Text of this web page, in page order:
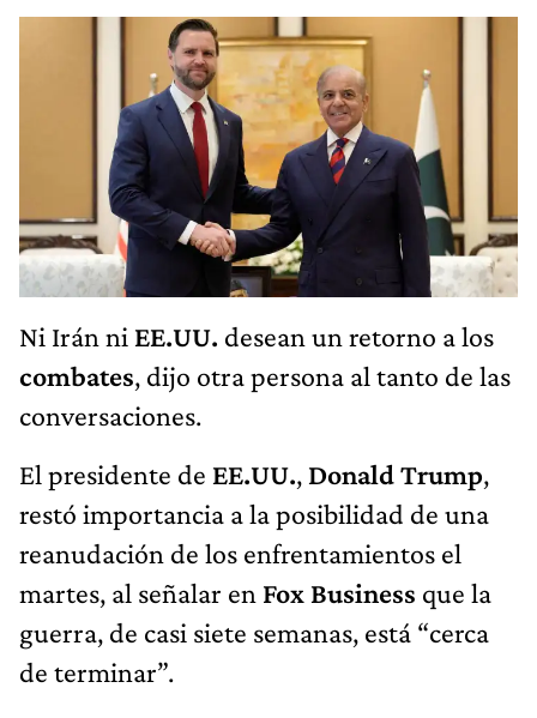
Ni Irán ni EE.UU. desean un retorno a los
combates, dijo otra persona al tanto de las
conversaciones.
El presidente de EE.UU., Donald Trump,
restó importancia a la posibilidad de una
reanudación de los enfrentamientos el
martes, al señalar en Fox Business que la
guerra, de casi siete semanas, está “cerca
de terminar”.